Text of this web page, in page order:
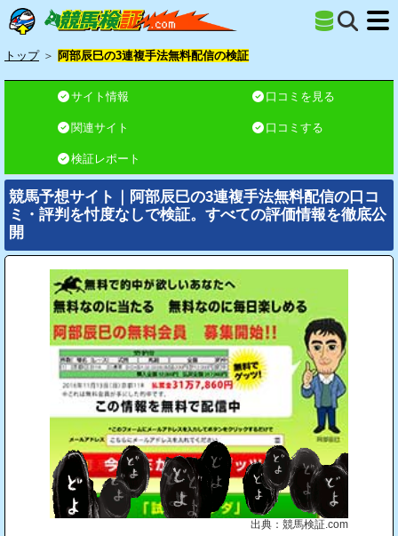
トップ ＞ 阿部辰巳の3連複手法無料配信の検証
サイト情報 口コミを見る
関連サイト 口コミする
検証レポート
競馬予想サイト｜阿部辰巳の3連複手法無料配信の口コ
ミ・評判を忖度なしで検証。すべての評価情報を徹底公
開
出典：競馬検証.com